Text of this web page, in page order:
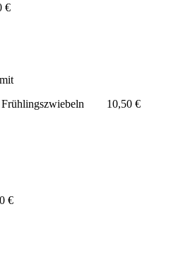
€
Frühlingszwiebeln 10,50 €
€